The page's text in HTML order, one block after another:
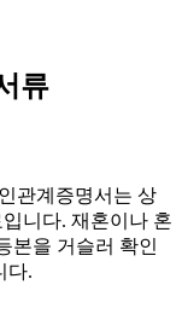
류
관계증명서는 상
니다. 재혼이나 혼
본을 거슬러 확인
다.